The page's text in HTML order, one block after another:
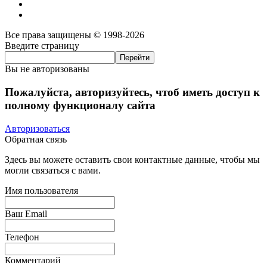
Все права защищены © 1998-2026
Введите страницу
Вы не авторизованы
Пожалуйста, авторизуйтесь, чтоб иметь доступ к
полному функционалу сайта
Авторизоваться
Обратная связь
Здесь вы можете оставить свои контактные данные, чтобы мы
могли связаться с вами.
Имя пользователя
Ваш Email
Телефон
Комментарий